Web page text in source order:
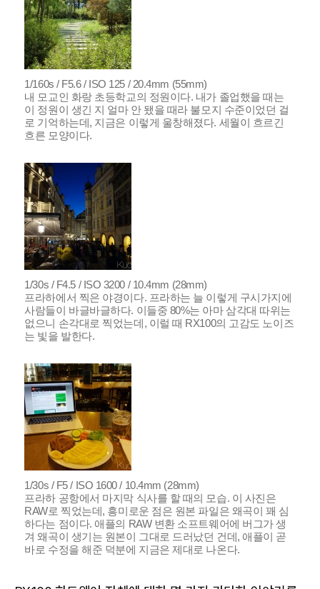
1/160s / F5.6 / ISO 125 / 20.4mm (55mm)
내 모교인 화랑 초등학교의 정원이다. 내가 졸업했을 때는
이 정원이 생긴 지 얼마 안 됐을 때라 불모지 수준이었던 걸
로 기억하는데, 지금은 이렇게 울창해졌다. 세월이 흐르긴
흐른 모양이다.
1/30s / F4.5 / ISO 3200 / 10.4mm (28mm)
프라하에서 찍은 야경이다. 프라하는 늘 이렇게 구시가지에
사람들이 바글바글하다. 이들중 80%는 아마 삼각대 따위는
없으니 손각대로 찍었는데, 이럴 때 RX100의 고감도 노이즈
는 빛을 발한다.
1/30s / F5 / ISO 1600 / 10.4mm (28mm)
프라하 공항에서 마지막 식사를 할 때의 모습. 이 사진은
RAW로 찍었는데, 흥미로운 점은 원본 파일은 왜곡이 꽤 심
하다는 점이다. 애플의 RAW 변환 소프트웨어에 버그가 생
겨 왜곡이 생기는 원본이 그대로 드러났던 건데, 애플이 곧
바로 수정을 해준 덕분에 지금은 제대로 나온다.